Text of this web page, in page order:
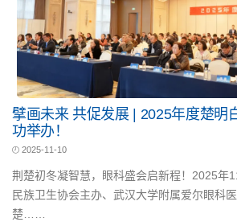
擘画未来 共促发展 | 2025年度楚明
功举办！
2025-11-10
荆楚初冬凝智慧，眼科盛会启新程！2025年
民族卫生协会主办、武汉大学附属爱尔眼科
楚……